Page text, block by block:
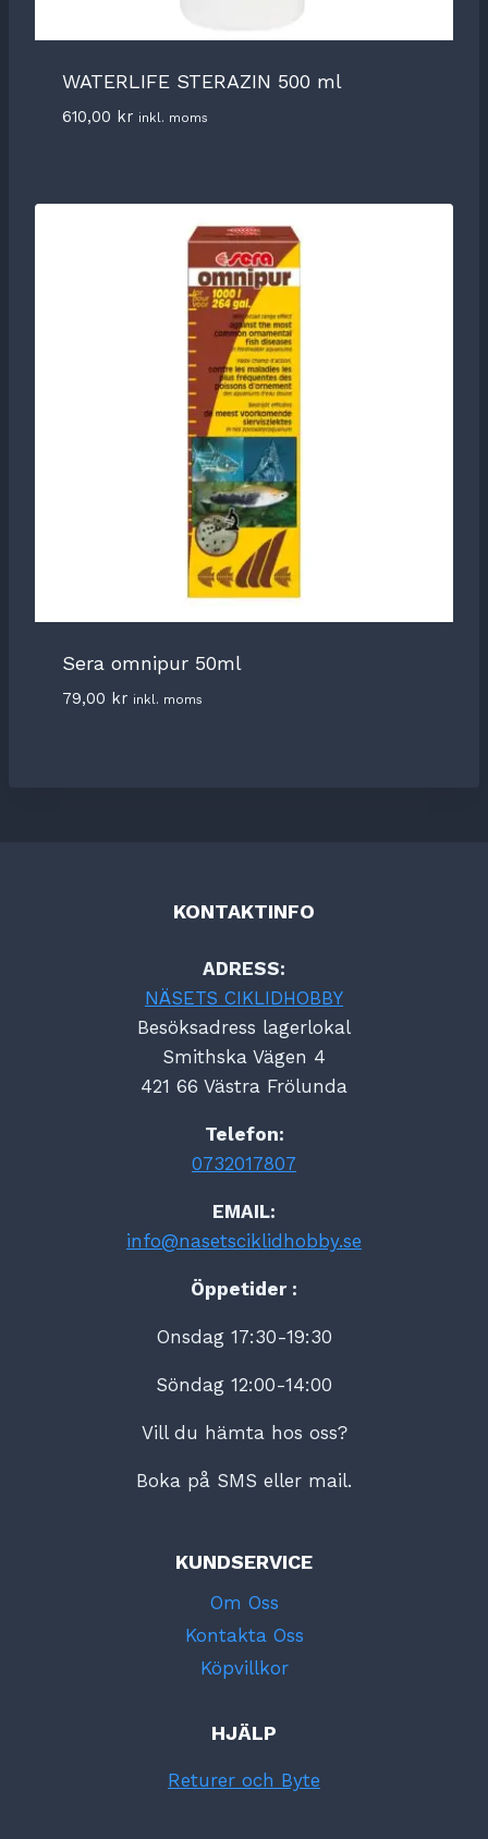
WATERLIFE STERAZIN 500 ml
610,00 kr inkl. moms
Sera omnipur 50ml
79,00 kr inkl. moms
KONTAKTINFO
ADRESS:
NÄSETS CIKLIDHOBBY
Besöksadress lagerlokal
Smithska Vägen 4
421 66 Västra Frölunda
Telefon:
0732017807
EMAIL:
info@nasetsciklidhobby.se
Öppetider :
Onsdag 17:30-19:30
Söndag 12:00-14:00
Vill du hämta hos oss?
Boka på SMS eller mail.
KUNDSERVICE
Om Oss
Kontakta Oss
Köpvillkor
HJÄLP
Returer och Byte